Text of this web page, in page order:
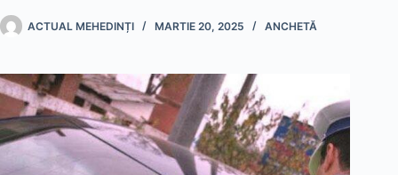
ACTUAL MEHEDINȚI MARTIE 20, 2025 ANCHETĂ